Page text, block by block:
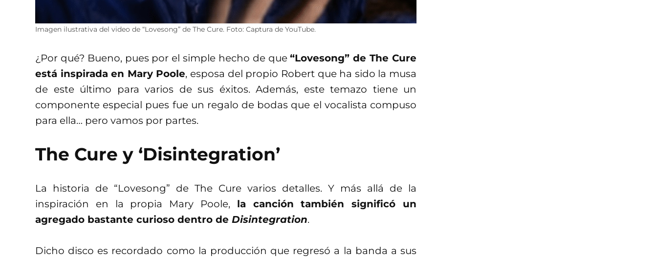
Imagen ilustrativa del video de “Lovesong” de The Cure. Foto: Captura de YouTube.
¿Por qué? Bueno, pues por el simple hecho de que“Lovesong” de The Cure
está inspirada en Mary Poole, esposa del propio Robert que ha sido la musa
de este último para varios de sus éxitos. Además, este temazo tiene un
componente especial pues fue un regalo de bodas que el vocalista compuso
para ella… pero vamos por partes.
The Cure y ‘Disintegration’
La historia de “Lovesong” de The Cure varios detalles. Y más allá de la
inspiración en la propia Mary Poole, la canción también significó un
agregado bastante curioso dentro de Disintegration.
Dicho disco es recordado como la producción que regresó a la banda a sus